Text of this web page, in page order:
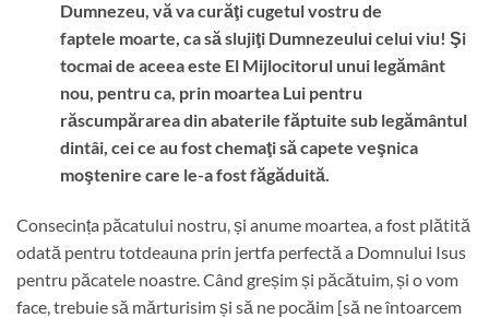
Dumnezeu, vă va curăţi cugetul vostru de
faptele moarte, ca să slujiţi Dumnezeului celui viu! Şi
tocmai de aceea este El Mijlocitorul unui legământ
nou, pentru ca, prin moartea Lui pentru
răscumpărarea din abaterile făptuite sub legământul
dintâi, cei ce au fost chemaţi să capete veşnica
moştenire care le-a fost făgăduită.
Consecința păcatului nostru, și anume moartea, a fost plătită
odată pentru totdeauna prin jertfa perfectă a Domnului Isus
pentru păcatele noastre. Când greșim și păcătuim, și o vom
face, trebuie să mărturisim și să ne pocăim [să ne întoarcem